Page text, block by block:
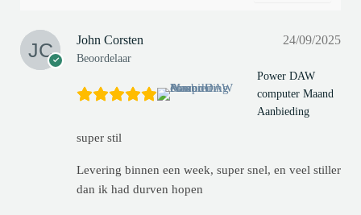
John Corsten
Beoordelaar
24/09/2025
Power DAW
computer Maand
Aanbieding
super stil
Levering binnen een week, super snel, en veel stiller
dan ik had durven hopen